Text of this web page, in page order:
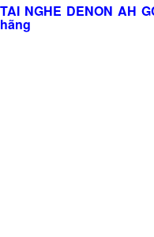
TAI NGHE DENON AH
hãng